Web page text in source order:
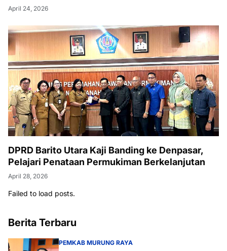
April 24, 2026
DPRD Barito Utara Kaji Banding ke Denpasar,
Pelajari Penataan Permukiman Berkelanjutan
April 28, 2026
Failed to load posts.
Berita Terbaru
PEMKAB MURUNG RAYA